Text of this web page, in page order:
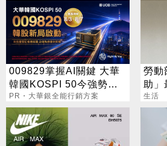
009829掌握AI關鍵 大華
韓國KOSPI 50今強勢開
募
PR・大華銀全能行銷方案
勞動
助」
3/22
生活